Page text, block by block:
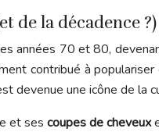
de la décadence ?)
années 70 et 80,
contribué à
devenue une icône de la
et ses coupes de cheveux